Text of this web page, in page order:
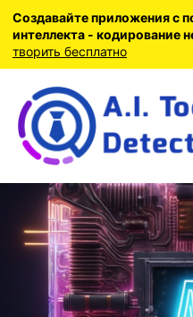
Создавайте приложения с
интеллекта - кодирование
творить бесплатно